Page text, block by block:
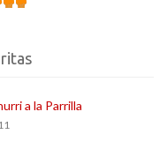
a la Parrilla
11